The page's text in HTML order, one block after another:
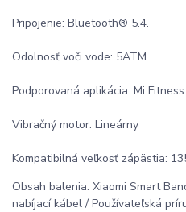
Pripojenie: Bluetooth® 5.4.
Odolnosť voči vode: 5ATM
Podporovaná aplikácia: Mi Fitness
Vibračný motor: Lineárny
Kompatibilná veľkosť zápästia:
Obsah balenia: Xiaomi Smart
nabíjací kábel / Používateľská